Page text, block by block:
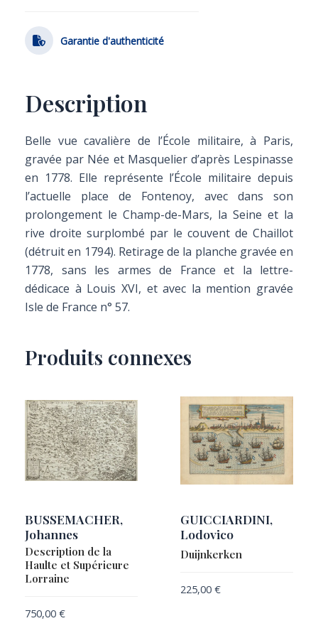
Garantie d'authenticité
Description
Belle vue cavalière de l’École militaire, à Paris,
gravée par Née et Masquelier d’après Lespinasse
en 1778. Elle représente l’École militaire depuis
l’actuelle place de Fontenoy, avec dans son
prolongement le Champ-de-Mars, la Seine et la
rive droite surplombé par le couvent de Chaillot
(détruit en 1794). Retirage de la planche gravée en
1778, sans les armes de France et la lettre-
dédicace à Louis XVI, et avec la mention gravée
Isle de France n° 57.
Produits connexes
BUSSEMACHER,
Johannes
Description de la
Haulte et Supérieure
Lorraine
750,00 €
GUICCIARDINI,
Lodovico
Duijnkerken
225,00 €